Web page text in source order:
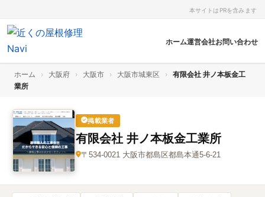
本サイトはPRを含みます
ホーム運営会社お問い合わせ
ホーム › 大阪府 › 大阪市 › 大阪市城東区 ›
有限会社 井ノ本板金工
業所
掲載業者
有限会社 井ノ本板金工業所
〒534-0021 大阪市都島区都島本通5-6-21